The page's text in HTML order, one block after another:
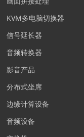
KVM多电脑切换器
信号延长器
音频转换器
影音产品
分布式坐席
边缘计算设备
音频设备